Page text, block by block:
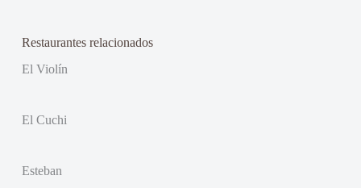
Restaurantes relacionados
El Violín
El Cuchi
Esteban